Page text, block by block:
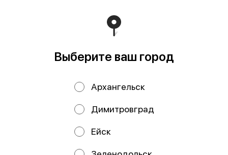
Муксун строганина
Чир строганина 70
Выберите ваш город
Архангельск
Димитровград
Ейск